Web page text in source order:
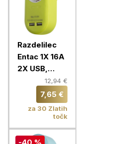
Razdelilec
Entac 1X 16A
2X USB,
12,94 €
7,65 €
za 30 Zlatih
točk